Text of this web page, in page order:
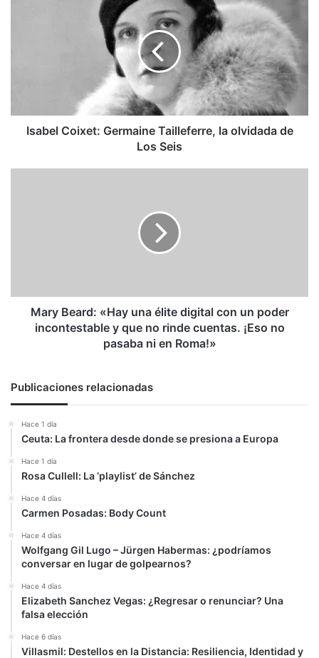
Seis
Isabel Coixet: Germaine Tailleferre, la olvidada de
Los Seis
poder
incontestable
cuentas.
pasaba
en
Roma!»
Mary Beard: «Hay una élite digital con un poder
incontestable y que no rinde cuentas. ¡Eso no
pasaba ni en Roma!»
Publicaciones relacionadas
Hace 1 día
Ceuta: La frontera desde donde se presiona a Europa
Hace 1 día
Rosa Cullell: La ‘playlist’ de Sánchez
Hace 4 días
Carmen Posadas: Body Count
Hace 4 días
Wolfgang Gil Lugo – Jürgen Habermas: ¿podríamos
conversar en lugar de golpearnos?
Hace 4 días
Elizabeth Sanchez Vegas: ¿Regresar o renunciar? Una
falsa elección
Hace 6 días
Villasmil: Destellos en la Distancia: Resiliencia, Identidad y